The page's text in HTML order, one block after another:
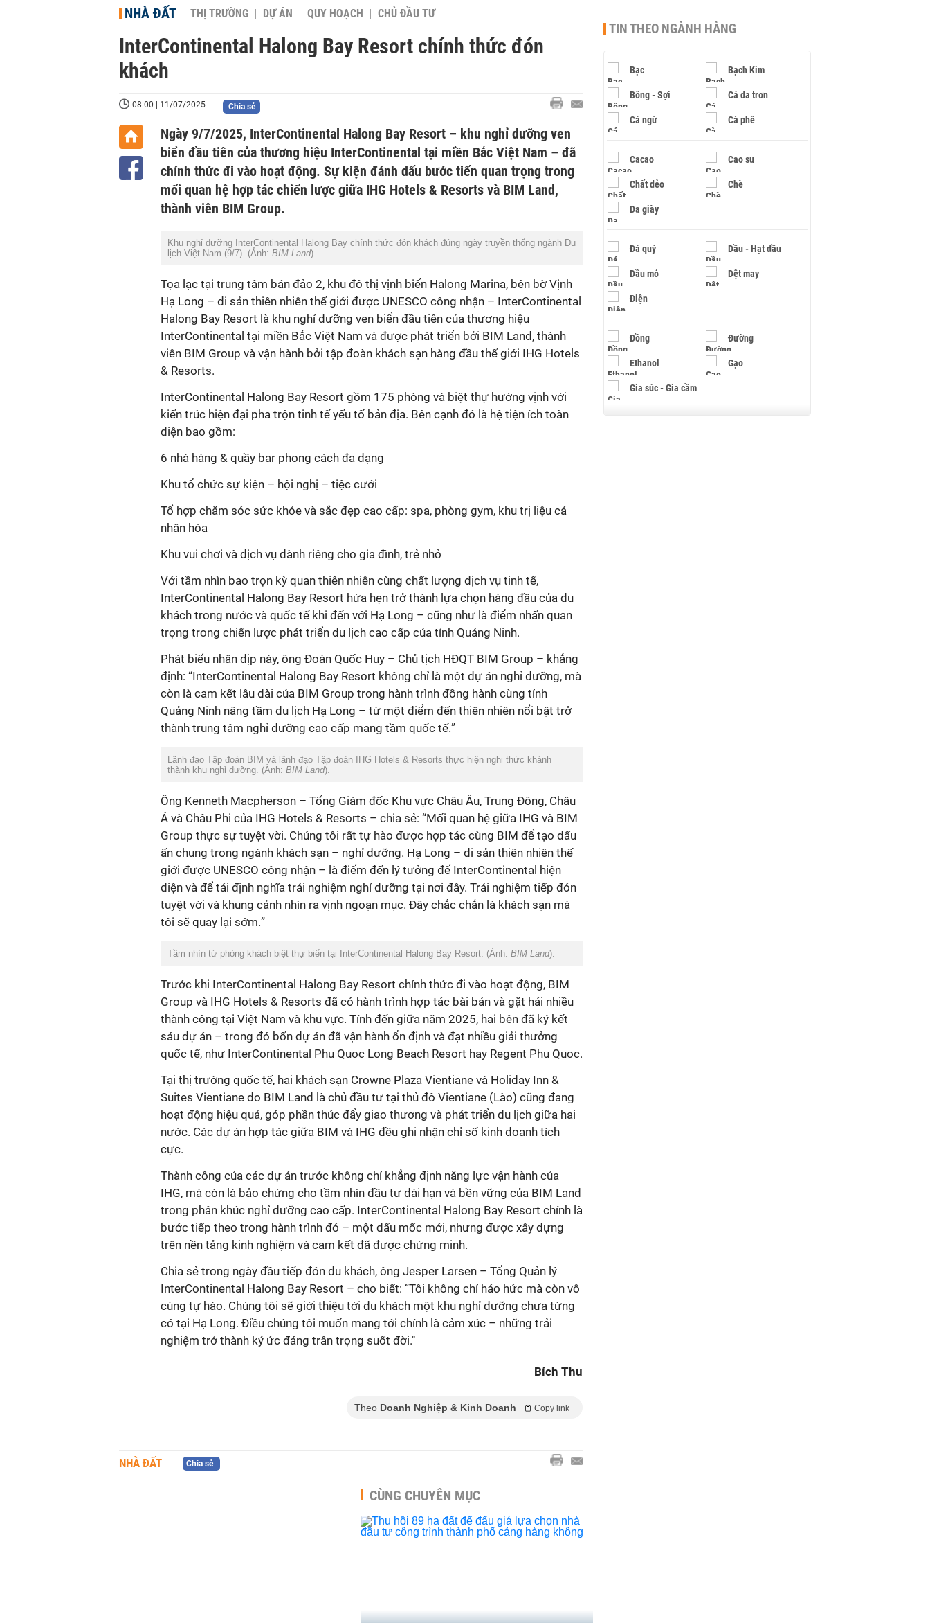
NHÀ ĐẤT THỊ TRƯỜNG DỰ ÁN QUY HOẠCH CHỦ ĐẦU TƯ
InterContinental Halong Bay Resort chính thức đón
khách
08:00 | 11/07/2025 Chia sẻ
Ngày 9/7/2025, InterContinental Halong Bay Resort – khu nghỉ dưỡng ven
biển đầu tiên của thương hiệu InterContinental tại miền Bắc Việt Nam – đã
chính thức đi vào hoạt động. Sự kiện đánh dấu bước tiến quan trọng trong
mối quan hệ hợp tác chiến lược giữa IHG Hotels & Resorts và BIM Land,
thành viên BIM Group.
Khu nghỉ dưỡng InterContinental Halong Bay chính thức đón khách đúng ngày truyền thống ngành Du
lịch Việt Nam (9/7). (Ảnh: BIM Land).
Tọa lạc tại trung tâm bán đảo 2, khu đô thị vịnh biển Halong Marina, bên bờ Vịnh
Hạ Long – di sản thiên nhiên thế giới được UNESCO công nhận – InterContinental
Halong Bay Resort là khu nghỉ dưỡng ven biển đầu tiên của thương hiệu
InterContinental tại miền Bắc Việt Nam và được phát triển bởi BIM Land, thành
viên BIM Group và vận hành bởi tập đoàn khách sạn hàng đầu thế giới IHG Hotels
& Resorts.
InterContinental Halong Bay Resort gồm 175 phòng và biệt thự hướng vịnh với
kiến trúc hiện đại pha trộn tinh tế yếu tố bản địa. Bên cạnh đó là hệ tiện ích toàn
diện bao gồm:
6 nhà hàng & quầy bar phong cách đa dạng
Khu tổ chức sự kiện – hội nghị – tiệc cưới
Tổ hợp chăm sóc sức khỏe và sắc đẹp cao cấp: spa, phòng gym, khu trị liệu cá
nhân hóa
Khu vui chơi và dịch vụ dành riêng cho gia đình, trẻ nhỏ
Với tầm nhìn bao trọn kỳ quan thiên nhiên cùng chất lượng dịch vụ tinh tế,
InterContinental Halong Bay Resort hứa hẹn trở thành lựa chọn hàng đầu của du
khách trong nước và quốc tế khi đến với Hạ Long – cũng như là điểm nhấn quan
trọng trong chiến lược phát triển du lịch cao cấp của tỉnh Quảng Ninh.
Phát biểu nhân dịp này, ông Đoàn Quốc Huy – Chủ tịch HĐQT BIM Group – khẳng
định: “InterContinental Halong Bay Resort không chỉ là một dự án nghỉ dưỡng, mà
còn là cam kết lâu dài của BIM Group trong hành trình đồng hành cùng tỉnh
Quảng Ninh nâng tầm du lịch Hạ Long – từ một điểm đến thiên nhiên nổi bật trở
thành trung tâm nghỉ dưỡng cao cấp mang tầm quốc tế.”
Lãnh đạo Tập đoàn BIM và lãnh đạo Tập đoàn IHG Hotels & Resorts thực hiện nghi thức khánh
thành khu nghỉ dưỡng. (Ảnh: BIM Land).
Ông Kenneth Macpherson – Tổng Giám đốc Khu vực Châu Âu, Trung Đông, Châu
Á và Châu Phi của IHG Hotels & Resorts – chia sẻ: “Mối quan hệ giữa IHG và BIM
Group thực sự tuyệt vời. Chúng tôi rất tự hào được hợp tác cùng BIM để tạo dấu
ấn chung trong ngành khách sạn – nghỉ dưỡng. Hạ Long – di sản thiên nhiên thế
giới được UNESCO công nhận – là điểm đến lý tưởng để InterContinental hiện
diện và để tái định nghĩa trải nghiệm nghỉ dưỡng tại nơi đây. Trải nghiệm tiếp đón
tuyệt vời và khung cảnh nhìn ra vịnh ngoạn mục. Đây chắc chắn là khách sạn mà
tôi sẽ quay lại sớm.”
Tầm nhìn từ phòng khách biệt thự biển tại InterContinental Halong Bay Resort. (Ảnh: BIM Land).
Trước khi InterContinental Halong Bay Resort chính thức đi vào hoạt động, BIM
Group và IHG Hotels & Resorts đã có hành trình hợp tác bài bản và gặt hái nhiều
thành công tại Việt Nam và khu vực. Tính đến giữa năm 2025, hai bên đã ký kết
sáu dự án – trong đó bốn dự án đã vận hành ổn định và đạt nhiều giải thưởng
quốc tế, như InterContinental Phu Quoc Long Beach Resort hay Regent Phu Quoc.
Tại thị trường quốc tế, hai khách sạn Crowne Plaza Vientiane và Holiday Inn &
Suites Vientiane do BIM Land là chủ đầu tư tại thủ đô Vientiane (Lào) cũng đang
hoạt động hiệu quả, góp phần thúc đẩy giao thương và phát triển du lịch giữa hai
nước. Các dự án hợp tác giữa BIM và IHG đều ghi nhận chỉ số kinh doanh tích
cực.
Thành công của các dự án trước không chỉ khẳng định năng lực vận hành của
IHG, mà còn là bảo chứng cho tầm nhìn đầu tư dài hạn và bền vững của BIM Land
trong phân khúc nghỉ dưỡng cao cấp. InterContinental Halong Bay Resort chính là
bước tiếp theo trong hành trình đó – một dấu mốc mới, nhưng được xây dựng
trên nền tảng kinh nghiệm và cam kết đã được chứng minh.
Chia sẻ trong ngày đầu tiếp đón du khách, ông Jesper Larsen – Tổng Quản lý
InterContinental Halong Bay Resort – cho biết: “Tôi không chỉ háo hức mà còn vô
cùng tự hào. Chúng tôi sẽ giới thiệu tới du khách một khu nghỉ dưỡng chưa từng
có tại Hạ Long. Điều chúng tôi muốn mang tới chính là cảm xúc – những trải
nghiệm trở thành ký ức đáng trân trọng suốt đời."
Bích Thu
Theo Doanh Nghiệp & Kinh Doanh Copy link
NHÀ ĐẤT Chia sẻ
CÙNG CHUYÊN MỤC
TIN THEO NGÀNH HÀNG
Bạc Bạch Kim
Bông - Sợi Cá da trơn
Cá ngừ Cà phê
Cacao Cao su
Chất dẻo Chè
Da giày
Đá quý Dầu - Hạt dầu
Dầu mỏ Dệt may
Điện
Đồng Đường
Ethanol Gạo
Gia súc - Gia cầm